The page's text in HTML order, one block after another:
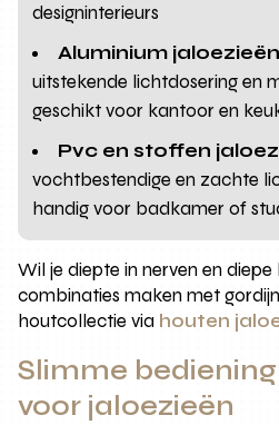
designinterieurs
Aluminium jaloezieën
uitstekende lichtdosering en
geschikt voor kantoor en
Pvc en stoffen
vochtbestendige en zachte
handig voor badkamer of
Wil je diepte in nerven en
combinaties maken met
houtcollectie via houten
Slimme
voor jaloezieën